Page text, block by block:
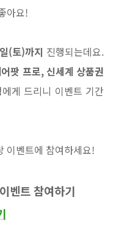
아요!
(토)까지 진행되는데요.
팟 프로, 신세계 상품권
에게 드리니 이벤트 기간
이벤트에 참여하세요!
벤트 참여하기